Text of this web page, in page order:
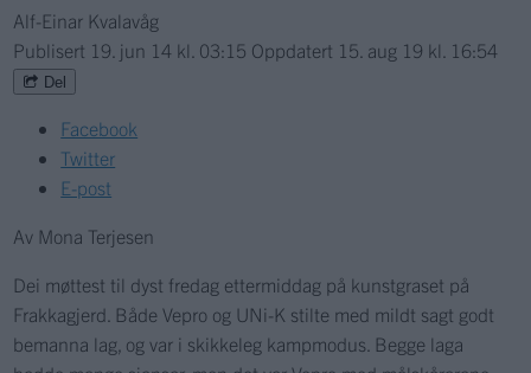
Alf-Einar Kvalavåg
Publisert 19. jun 14 kl. 03:15 Oppdatert 15. aug 19 kl. 16:54
Del
Facebook
Twitter
E-post
Av Mona Terjesen
Dei møttest til dyst fredag ettermiddag på kunstgraset på
Frakkagjerd. Både Vepro og UNi-K stilte med mildt sagt godt
bemanna lag, og var i skikkeleg kampmodus. Begge laga